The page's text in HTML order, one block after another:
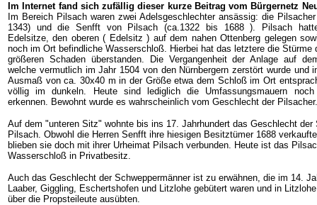
Im Internet fand sich zufällig dieser kurze Beitrag vom Bürgernetz
Im Bereich Pilsach waren zwei Adelsgeschlechter ansässig: die
1343) und die Senfft von Pilsach (ca.1322 bis 1688 ). Pilsach
Edelsitze, den oberen ( Edelsitz ) auf dem nahen Ottenberg gelegen
noch im Ort befindliche Wasserschloß. Hierbei hat das letztere die Stürme
größeren Schaden überstanden. Die Vergangenheit der Anlage auf
welche vermutlich im Jahr 1504 von den Nürnbergern zerstört wurde und
Ausmaß von ca. 30x40 m in der Größe etwa dem Schloß im Ort
völlig im dunkeln. Heute sind lediglich die Umfassungsmauern
erkennen. Bewohnt wurde es wahrscheinlich vom Geschlecht der Pilsacher.
Auf dem "unteren Sitz" wohnte bis ins 17. Jahrhundert das Geschlecht der
Pilsach. Obwohl die Herren Senfft ihre hiesigen Besitztümer 1688
blieben sie doch mit ihrer Urheimat Pilsach verbunden. Heute ist das
Wasserschloß in Privatbesitz.
Auch das Geschlecht der Schweppermänner ist zu erwähnen, die im 14.
Laaber, Giggling, Eschertshofen und Litzlohe gebütert waren und in
über die Propsteileute ausübten.